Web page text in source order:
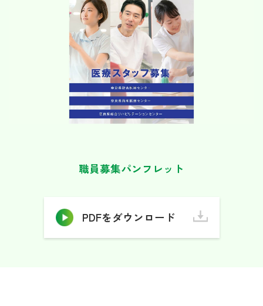
職員募集パンフレット
PDFをダウンロード